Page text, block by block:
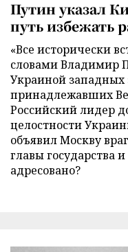
Путин указал
путь избежать
«Все исторически
словами Владимир
Украиной западных
принадлежавших
Российский лидер
целостности
объявил Москву
главы государства
адресовано?